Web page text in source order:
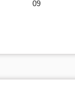
09